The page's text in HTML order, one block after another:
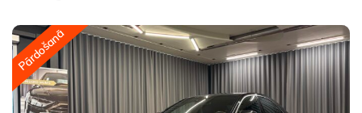
Pārdošanā